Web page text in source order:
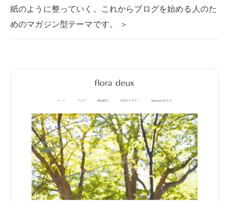
紙のように整っていく。これからブログを始める人のた
めのマガジン型テーマです。 ＞